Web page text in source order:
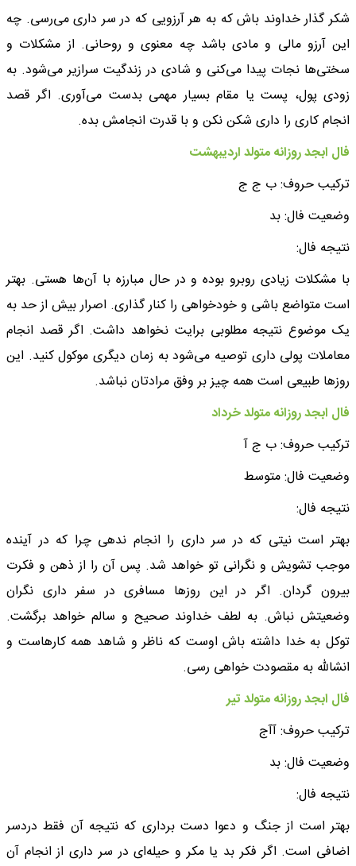
شکر گذار خداوند باش که به هر آرزویی که در سر داری می‌رسی. چه
این آرزو مالی و مادی باشد چه معنوی و روحانی. از مشکلات و
سختی‌ها نجات پیدا می‌کنی و شادی در زندگیت سرازیر می‌شود. به
زودی پول، پست یا مقام بسیار مهمی بدست می‌آوری. اگر قصد
انجام کاری را داری شکن نکن و با قدرت انجامش بده.
فال ابجد روزانه متولد اردیبهشت
ترکیب حروف: ب ج ج
وضعیت فال: بد
نتیجه فال:
با مشکلات زیادی روبرو بوده و در حال مبارزه با آن‌ها هستی. بهتر
است متواضع باشی و خودخواهی را کنار گذاری. اصرار بیش از حد به
یک موضوع نتیجه مطلوبی برایت نخواهد داشت. اگر قصد انجام
معاملات پولی داری توصیه می‌شود به زمان دیگری موکول کنید. این
روزها طبیعی است همه چیز بر وفق مرادتان نباشد.
فال ابجد روزانه متولد خرداد
ترکیب حروف: ب ج آ
وضعیت فال: متوسط
نتیجه فال:
بهتر است نیتی که در سر داری را انجام ندهی چرا که در آینده
موجب تشویش و نگرانی تو خواهد شد. پس آن را از ذهن و فکرت
بیرون گردان. اگر در این روزها مسافری در سفر داری نگران
وضعیتش نباش. به لطف خداوند صحیح و سالم خواهد برگشت.
توکل به خدا داشته باش اوست که ناظر و شاهد همه کارهاست و
انشالله به مقصودت خواهی رسی.
فال ابجد روزانه متولد تیر
ترکیب حروف: آآج
وضعیت فال: بد
نتیجه فال:
بهتر است از جنگ و دعوا دست برداری که نتیجه آن فقط دردسر
اضافی است. اگر فکر بد یا مکر و حیله‌ای در سر داری از انجام آن